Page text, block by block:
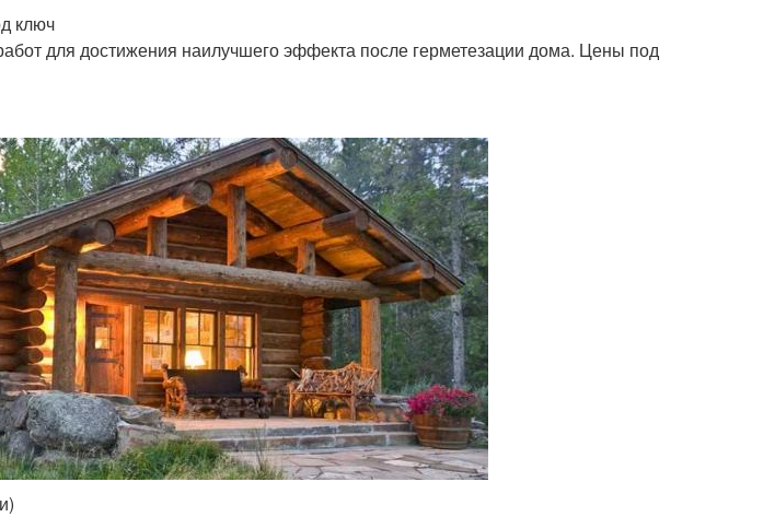
ключ
для достижения наилучшего эффекта после герметезации дома. Цены под